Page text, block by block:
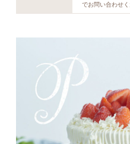
でお問い合わせく